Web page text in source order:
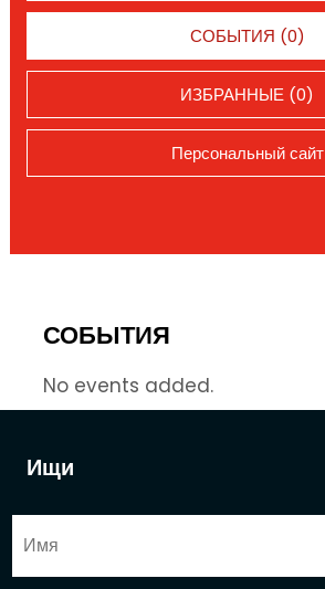
Ищи
СОБЫТИЯ (0)
ИЗБРАННЫЕ (0)
Персональный сайт
СОБЫТИЯ
No events added.